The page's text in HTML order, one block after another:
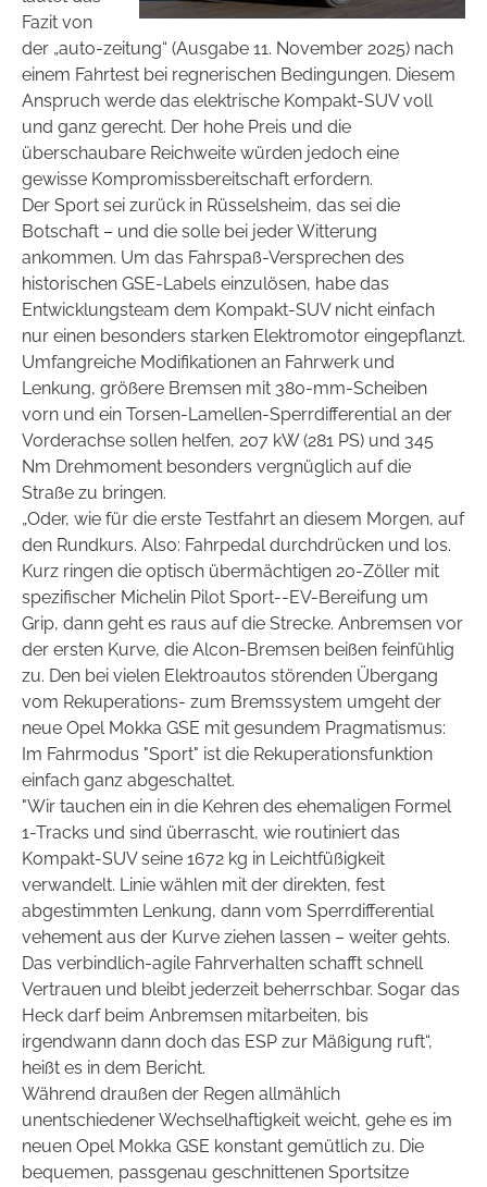
Fazit von
der „auto-zeitung“ (Ausgabe 11. November 2025) nach
einem Fahrtest bei regnerischen Bedingungen. Diesem
Anspruch werde das elektrische Kompakt-SUV voll
und ganz gerecht. Der hohe Preis und die
überschaubare Reichweite würden jedoch eine
gewisse Kompromissbereitschaft erfordern.
Der Sport sei zurück in Rüsselsheim, das sei die
Botschaft – und die solle bei jeder Witterung
ankommen. Um das Fahrspaß-Versprechen des
historischen GSE-Labels einzulösen, habe das
Entwicklungsteam dem Kompakt-SUV nicht einfach
nur einen besonders starken Elektromotor eingepflanzt.
Umfangreiche Modifikationen an Fahrwerk und
Lenkung, größere Bremsen mit 380-mm-Scheiben
vorn und ein Torsen-Lamellen-Sperrdifferential an der
Vorderachse sollen helfen, 207 kW (281 PS) und 345
Nm Drehmoment besonders vergnüglich auf die
Straße zu bringen.
„Oder, wie für die erste Testfahrt an diesem Morgen, auf
den Rundkurs. Also: Fahrpedal durchdrücken und los.
Kurz ringen die optisch übermächtigen 20-Zöller mit
spezifischer Michelin Pilot Sport--EV-Bereifung um
Grip, dann geht es raus auf die Strecke. Anbremsen vor
der ersten Kurve, die Alcon-Bremsen beißen feinfühlig
zu. Den bei vielen Elektroautos störenden Übergang
vom Rekuperations- zum Bremssystem umgeht der
neue Opel Mokka GSE mit gesundem Pragmatismus:
Im Fahrmodus "Sport" ist die Rekuperationsfunktion
einfach ganz abgeschaltet.
"Wir tauchen ein in die Kehren des ehemaligen Formel
1-Tracks und sind überrascht, wie routiniert das
Kompakt-SUV seine 1672 kg in Leichtfüßigkeit
verwandelt. Linie wählen mit der direkten, fest
abgestimmten Lenkung, dann vom Sperrdifferential
vehement aus der Kurve ziehen lassen – weiter gehts.
Das verbindlich-agile Fahrverhalten schafft schnell
Vertrauen und bleibt jederzeit beherrschbar. Sogar das
Heck darf beim Anbremsen mitarbeiten, bis
irgendwann dann doch das ESP zur Mäßigung ruft“,
heißt es in dem Bericht.
Während draußen der Regen allmählich
unentschiedener Wechselhaftigkeit weicht, gehe es im
neuen Opel Mokka GSE konstant gemütlich zu. Die
bequemen, passgenau geschnittenen Sportsitze